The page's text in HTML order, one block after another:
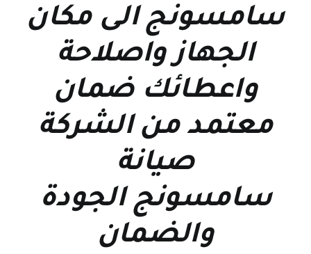
سامسونجالى مكان
الجهاز واصلاحة
واعطائك ضمان
معتمد من الشركة
صيانة
سامسونج الجودة
والضمان